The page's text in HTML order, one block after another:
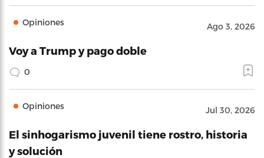
Opiniones Ago 3, 2026
Voy a Trump y pago doble
0
Opiniones Jul 30, 2026
El sinhogarismo juvenil tiene rostro, historia
y solución